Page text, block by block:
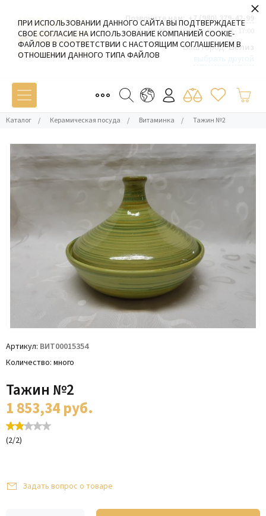
Позвоните нам: +7 (980) 379-42-99
Пн-Пт: 09:00 - 19:00 Сб-Вс: 10:00 - 17:00
Ваш город:Белиз
Каталог / Керамическая посуда / Витаминка / Тажин №2
Артикул ВИТ00015354
Количество много
Тажин №2
1 853,34руб.
(2/2)
Задать вопрос о товаре
ПРИ ИСПОЛЬЗОВАНИИ ДАННОГО САЙТА ВЫ ПОДТВЕРЖДАЕТЕ
СВОЕ СОГЛАСИЕ НА ИСПОЛЬЗОВАНИЕ КОМПАНИЕЙ COOKIE-
ФАЙЛОВ В СООТВЕТСТВИИ С НАСТОЯЩИМ СОГЛАШЕНИЕМ В
ОТНОШЕНИИ ДАННОГО ТИПА ФАЙЛОВ
×